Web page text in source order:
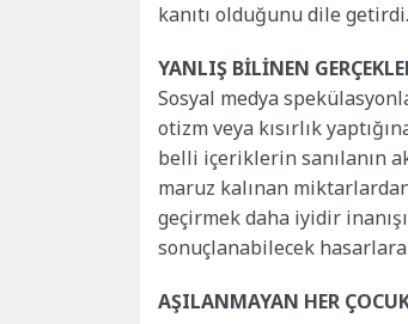
kanıtı olduğunu dile getirdi.
YANLIŞ BİLİNEN
Sosyal medya
otizm veya kısırlık
belli içeriklerin sanılanın
maruz kalınan
geçirmek daha iyidir
sonuçlanabilecek
AŞILANMAYAN HER